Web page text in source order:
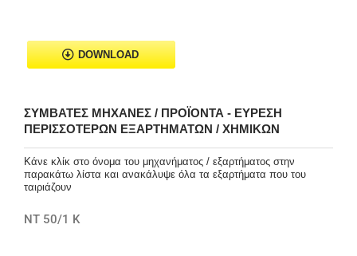
DOWNLOAD
ΣΥΜΒΑΤΈΣ ΜΗΧΑΝΈΣ / ΠΡΟΪΌΝΤΑ - ΕΎΡΕΣΗ
ΠΕΡΙΣΣΌΤΕΡΩΝ ΕΞΑΡΤΗΜΆΤΩΝ / ΧΗΜΙΚΏΝ
Κάνε κλίκ στο όνομα του μηχανήματος / εξαρτήματος στην
παρακάτω λίστα και ανακάλυψε όλα τα εξαρτήματα που του
ταιριάζουν
NT 50/1 K